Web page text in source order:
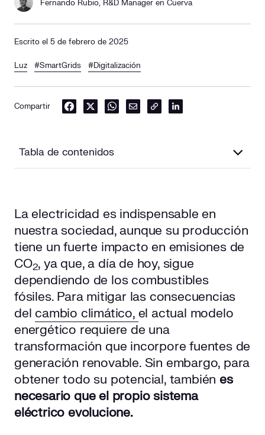
Fernando Rubio, R&D Manager en Cuerva
Escrito el 5 de febrero de 2025
Luz #SmartGrids #Digitalización
Compartir
Tabla de contenidos
¿Cómo funciona una red inteligente o smart grid?
Tipos de redes inteligentes o smart grids
¿Qué elementos componen las smart grids?
Ventajas de la red inteligente o smart grid frente a la red
convencional
Ejemplos de smart grids en España
Iniciativas para el desarrollo redes inteligentes o smart
grids
El futuro de la red inteligente o smart grid
La electricidad es indispensable en
nuestra sociedad, aunque su producción
tiene un fuerte impacto en emisiones de
CO2, ya que, a día de hoy, sigue
dependiendo de los combustibles
fósiles. Para mitigar las consecuencias
del cambio climático, el actual modelo
energético requiere de una
transformación que incorpore fuentes de
generación renovable. Sin embargo, para
obtener todo su potencial, también es
necesario que el propio sistema
eléctrico evolucione.